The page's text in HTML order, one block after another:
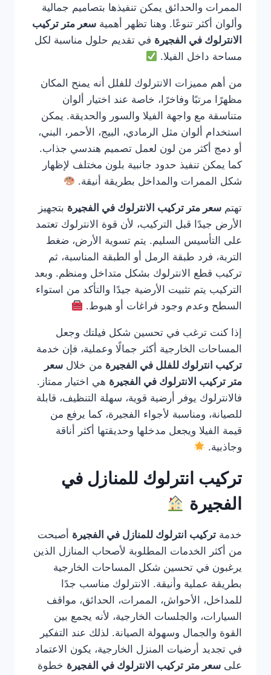
الممرات والحدائق يمكن تنفيذها بتصاميم جمالية
وألوان أكثر تنوعًا. وهنا تظهر أهمية سعر متر تركيب
الانترلوك في الفجيرة في تقديم حلول مناسبة لكل
مساحة داخل الفيلا.
من أهم مميزات الانترلوك للفلل أنه يمنح المكان
مظهرًا مرتبًا وفاخرًا، خاصة عند اختيار ألوان
متناسقة مع واجهة الفيلا والسور والحديقة. يمكن
استخدام ألوان مثل الرمادي، البيج، الأحمر، البني،
أو دمج أكثر من لون لعمل تصميم هندسي جذاب.
كما يمكن تنفيذ حدود جانبية بلون مختلف لإظهار
شكل الممرات والمداخل بطريقة أنيقة.
تهتم سعر متر تركيب الانترلوك في الفجيرة بتجهيز
الأرض جيدًا قبل التركيب، لأن قوة الانترلوك تعتمد
على التأسيس السليم. يتم تسوية الأرض، ضغط
التربة، فرد طبقة الرمل أو الطبقة المناسبة، ثم
تركيب قطع الانترلوك بشكل متداخل ومنظم. وبعد
التركيب يتم تثبيت الأرضية جيدًا والتأكد من استواء
السطح وعدم وجود فراغات أو هبوط.
إذا كنت ترغب في تحسين شكل فيلتك وجعل
المساحات الخارجية أكثر جمالًا وعملية، فإن خدمة
تركيب انترلوك للفلل في الفجيرة من خلال سعر
متر تركيب الانترلوك في الفجيرة هي اختيار ممتاز.
فالانترلوك يوفر أرضية قوية، سهلة التنظيف، قابلة
للصيانة، ومناسبة لأجواء الفجيرة، كما يرفع من
قيمة الفيلا ويجعل مدخلها وحديقتها أكثر أناقة
وجاذبية.
تركيب انترلوك للمنازل في
الفجيرة
خدمة تركيب انترلوك للمنازل في الفجيرة أصبحت
من أكثر الخدمات المطلوبة لأصحاب المنازل الذين
يرغبون في تحسين شكل المساحات الخارجية
بطريقة عملية وأنيقة. الانترلوك مناسب جدًا
للمداخل، الأحواش، الممرات، الحدائق، مواقف
السيارات، والجلسات الخارجية، لأنه يجمع بين
القوة والجمال وسهولة الصيانة. لذلك عند التفكير
في تجديد أرضيات المنزل الخارجية، يكون الاعتماد
على سعر متر تركيب الانترلوك في الفجيرة خطوة